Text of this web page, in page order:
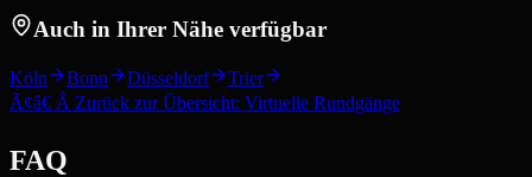
Auch in Ihrer Nähe verfügbar
Köln Bonn Düsseldorf
Trier
Ã¢â€ Â Zurück zur Übersicht: Virtuelle Rundgänge
FAQ